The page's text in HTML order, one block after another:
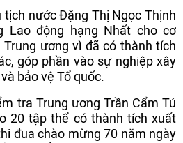
tịch nước Đặng Thị Ngọc Thịnh
Lao động hạng Nhất cho cơ
ương vì đã có thành tích
góp phần vào sự nghiệp xây
bảo vệ Tổ quốc.
tra Trung ương Trần Cẩm Tú
20 tập thể có thành tích xuất
đua chào mừng 70 năm ngày